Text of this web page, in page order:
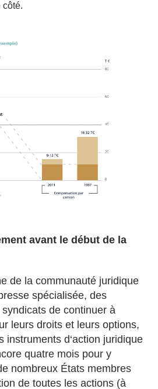
côté.
avant le début de la
de la communauté juridique
spécialisée, des
de continuer à
leurs droits et leurs options,
instruments d‘action juridique
quatre mois pour y
nombreux États membres
de toutes les actions (à